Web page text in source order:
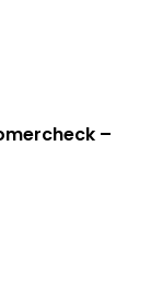
–